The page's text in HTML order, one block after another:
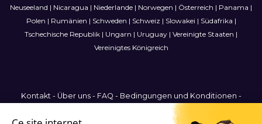
Neuseeland | Nicaragua | Niederlande | Norwegen | Österreich | Panama |
Polen | Rumänien | Schweden | Schweiz | Slowakei | Südafrika |
Tschechische Republik | Ungarn | Uruguay | Vereinigte Staaten |
Vereinigtes Königreich
Kontakt- Über uns- FAQ - Bedingungen und Konditionen -
Sitemap